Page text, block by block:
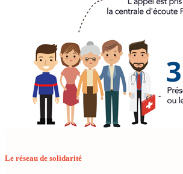
Le réseau de solidarité